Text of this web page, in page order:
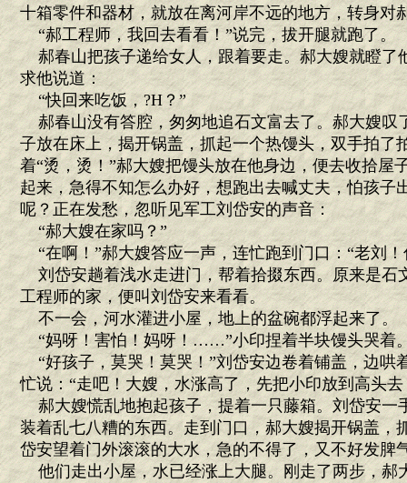
十箱零件和器材，就放在离河岸不远的地方，转身对
“郝工程师，我回去看看！”说完，拔开腿就跑了。
郝春山把孩子递给女人，跟着要走。郝大嫂就瞪了
求他说道：
“快回来吃饭，?H？”
郝春山没有答腔，匆匆地追石文富去了。郝大嫂叹
子放在床上，揭开锅盖，抓起一个热馒头，双手拍了
着“烫，烫！”郝大嫂把馒头放在他身边，便去收拾屋
起来，急得不知怎么办好，想跑出去喊丈夫，怕孩子
呢？正在发愁，忽听见军工刘岱安的声音：
“郝大嫂在家吗？”
“在啊！”郝大嫂答应一声，连忙跑到门口：“老刘！
刘岱安趟着浅水走进门，帮着拾掇东西。原来是石
工程师的家，便叫刘岱安来看看。
不一会，河水灌进小屋，地上的盆碗都浮起来了。
“妈呀！害怕！妈呀！……”小印捏着半块馒头哭着
“好孩子，莫哭！莫哭！”刘岱安边卷着铺盖，边哄
忙说：“走吧！大嫂，水涨高了，先把小印放到高头
郝大嫂慌乱地抱起孩子，提着一只藤箱。刘岱安一
装着乱七八糟的东西。走到门口，郝大嫂揭开锅盖，
岱安望着门外滚滚的大水，急的不得了，又不好发脾
他们走出小屋，水已经涨上大腿。刚走了两步，郝